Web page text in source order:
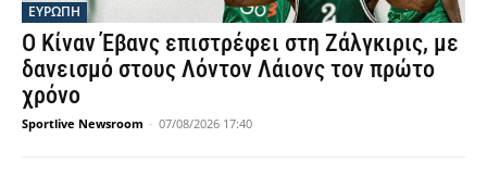
ΕΥΡΩΠΗ
Ο Κίναν Έβανς επιστρέφει στη Ζάλγκιρις, με
δανεισμό στους Λόντον Λάιονς τον πρώτο
χρόνο
Sportlive Newsroom - 07/08/2026 17:40